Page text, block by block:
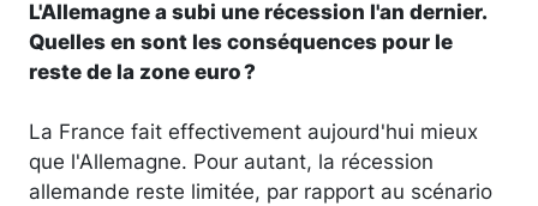
L'Allemagne a subi une récession l'an dernier.
Quelles en sont les conséquences pour le
reste de la zone euro ?
La France fait effectivement aujourd'hui mieux
que l'Allemagne. Pour autant, la récession
allemande reste limitée, par rapport au scénario